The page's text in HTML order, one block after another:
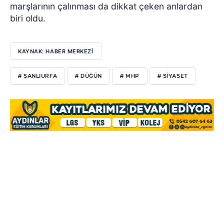
marşlarının çalınması da dikkat çeken anlardan
biri oldu.
KAYNAK: HABER MERKEZİ
# ŞANLIURFA # DÜĞÜN # MHP # SIYASET